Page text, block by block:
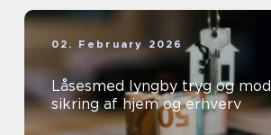
02. February 2026
Låsesmed lyngby tryg og moderne
sikring af hjem og erhverv